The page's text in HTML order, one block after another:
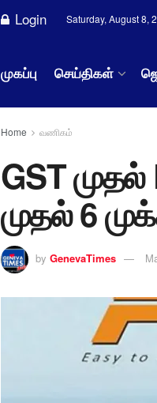
Login Saturday, August 8,
முகப்பு செய்திகள்
Home வணிகம்
GST
முதல் 6
by GenevaTimes